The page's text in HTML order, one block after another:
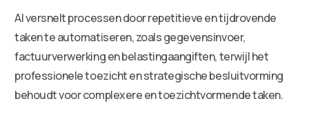
AI versnelt processen door repetitieve en tijdrovende
taken te automatiseren, zoals gegevensinvoer,
factuurverwerking en belastingaangiften, terwijl het
professionele toezicht en strategische besluitvorming
behoudt voor complexere en toezichtvormende taken.